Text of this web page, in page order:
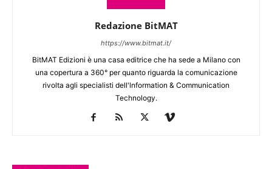
Redazione BitMAT
https://www.bitmat.it/
BitMAT Edizioni è una casa editrice che ha sede a Milano con
una copertura a 360° per quanto riguarda la comunicazione
rivolta agli specialisti dell'lnformation & Communication
Technology.